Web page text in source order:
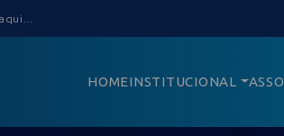
HOMEINSTITUCIONAL